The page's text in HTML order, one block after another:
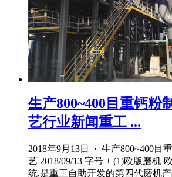
生产800~400目重钙粉
艺行业新闻重工 ...
2018年9月13日 · 生产800~400目
艺 2018/09/13 字号 + (1)欧版磨机
统,是重工自助开发的第四代磨机